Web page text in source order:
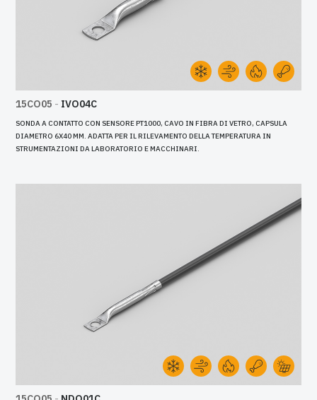
15CO05 - IVO04C
SONDA A CONTATTO CON SENSORE PT1000, CAVO IN FIBRA DI VETRO, CAPSULA
DIAMETRO 6X40 MM. ADATTA PER IL RILEVAMENTO DELLA TEMPERATURA IN
STRUMENTAZIONI DA LABORATORIO E MACCHINARI.